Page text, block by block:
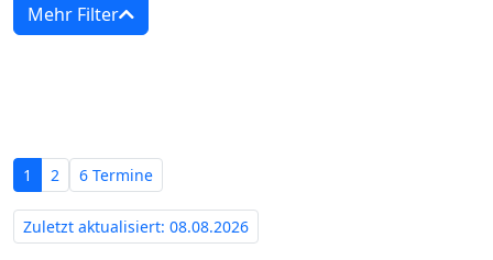
Mehr Filter
1 2 6 Termine
Zuletzt aktualisiert: 08.08.2026